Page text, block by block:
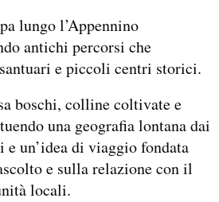
lungo l’Appennino
antichi percorsi che
e piccoli centri storici.
boschi, colline coltivate e
una geografia lontana dai
un’idea di viaggio fondata
e sulla relazione con il
locali.